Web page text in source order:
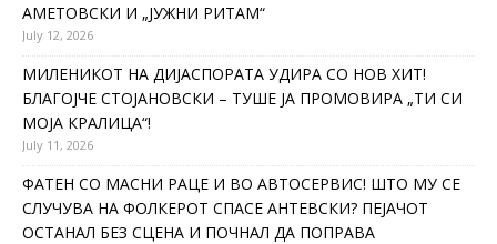
АМЕТОВСКИ И „ЈУЖНИ РИТАМ“
July 12, 2026
МИЛЕНИКОТ НА ДИЈАСПОРАТА УДИРА СО НОВ ХИТ!
БЛАГОЈЧЕ СТОЈАНОВСКИ – ТУШЕ ЈА ПРОМОВИРА „ТИ СИ
МОЈА КРАЛИЦА“!
July 11, 2026
ФАТЕН СО МАСНИ РАЦЕ И ВО АВТОСЕРВИС! ШТО МУ СЕ
СЛУЧУВА НА ФОЛКЕРОТ СПАСЕ АНТЕВСКИ? ПЕЈАЧОТ
ОСТАНАЛ БЕЗ СЦЕНА И ПОЧНАЛ ДА ПОПРАВА